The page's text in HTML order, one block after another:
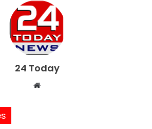
24 Today